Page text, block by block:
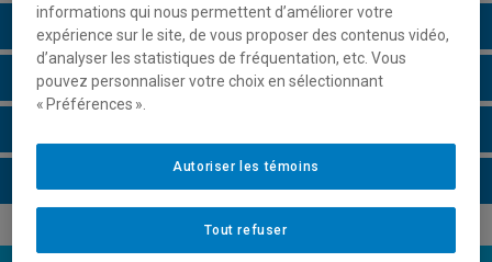
Description du cours
Horaire - Été 2026
informations qui nous permettent d’améliorer votre
expérience sur le site, de vous proposer des contenus vidéo,
d’analyser les statistiques de fréquentation, etc. Vous
pouvez personnaliser votre choix en sélectionnant
« Préférences ».
Tout refuser
Autoriser les témoins